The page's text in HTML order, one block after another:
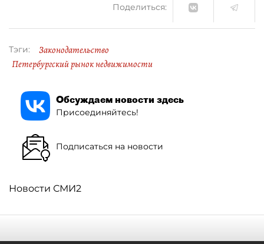
Поделиться:
Тэги:
Законодательство
Петербургский рынок недвижимости
Обсуждаем новости здесь
Присоединяйтесь!
Подписаться на новости
Новости СМИ2